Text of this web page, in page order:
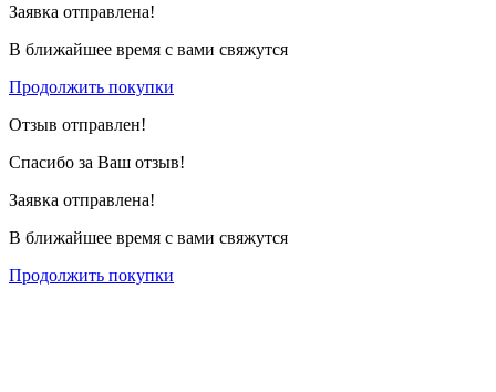
Заявка отправлена!
В ближайшее время с вами свяжутся
Продолжить покупки
Отзыв отправлен!
Спасибо за Ваш отзыв!
Заявка отправлена!
В ближайшее время с вами свяжутся
Продолжить покупки